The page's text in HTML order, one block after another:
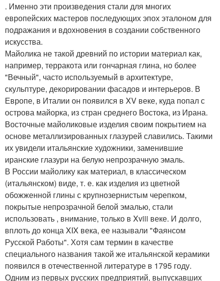
. Именно эти произведения стали для многих
европейских мастеров последующих эпох эталоном для
подражания и вдохновения в создании собственного
искусства.
Майолика не такой древний по истории материал как,
например, терракота или гончарная глина, но более
"Вечный", часто используемый в архитектуре,
скульптуре, декорировании фасадов и интерьеров. В
Европе, в Италии он появился в XV веке, куда попал с
острова майорка, из стран среднего Востока, из Ирана.
Восточные майоликовые изделия своим покрытием на
основе металлизированных глазурей славились. Такими
их увидели итальянские художники, заменившие
иранские глазури на белую непрозрачную эмаль.
В России майолику как материал, в классическом
(итальянском) виде, т. е. как изделия из цветной
обожженной глины с крупнозернистым черепком,
покрытые непрозрачной белой эмалью, стали
использовать , внимание, только в Xviii веке. И долго,
вплоть до конца XIX века, ее называли "Фаянсом
Русской Работы". Хотя сам термин в качестве
специального названия такой же итальянской керамики
появился в отечественной литературе в 1795 году.
Одним из первых русских предприятий, выпускавших